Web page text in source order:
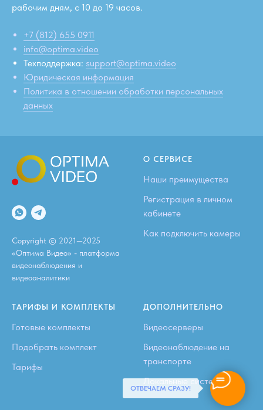
рабочим дням, c 10 до 19 часов.
+7 (812) 655 0911
info@optima.video
Техподдержка: support@optima.video
Юридическая информация
Политика в отношении обработки персональных
данных
Copyright © 2021—2025
«Оптима Видео» - платформа
видеонаблюдения и
видеоаналитики
О СЕРВИСЕ
Наши преимущества
Регистрация в личном
кабинете
Как подключить камеры
ТАРИФЫ И КОМПЛЕКТЫ
Готовые комплекты
Подобрать комплект
Тарифы
ДОПОЛНИТЕЛЬНО
Видеосерверы
Видеонаблюдение на
транспорте
Локальные системы
ОТВЕЧАЕМ СРАЗУ!